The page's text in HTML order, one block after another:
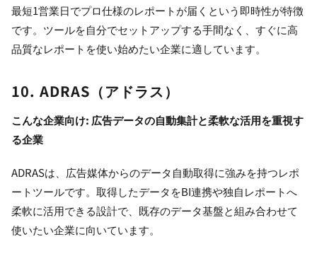
最短1営業日でプロ仕様のレポートが届くという即時性が特徴
です。ツールを自分でセットアップする手間なく、すぐに高
品質なレポートを使い始めたい企業に適しています。
10. ADRAS（アドラス）
こんな企業向け: 広告データの自動集計と柔軟な活用を重視す
る企業
ADRASは、広告媒体からのデータ自動取得に強みを持つレポ
ートツールです。取得したデータをBI連携や独自レポートへ
柔軟に活用できる設計で、既存のデータ基盤と組み合わせて
使いたい企業に向いています。